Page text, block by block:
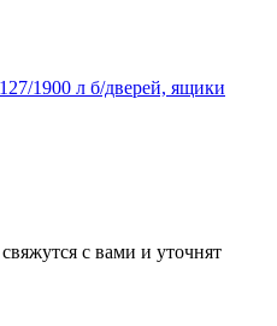
1900 л б/дверей, ящики
с вами и уточнят